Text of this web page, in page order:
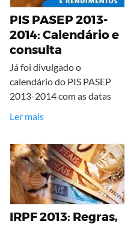
PIS PASEP 2013-
2014: Calendário e
consulta
Já foi divulgado o
calendário do PIS PASEP
2013-2014 com as datas
Ler mais
IRPF 2013: Regras,